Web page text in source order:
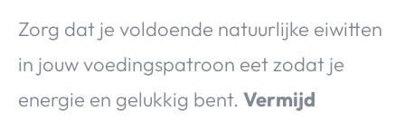
Zorg dat je voldoende natuurlijke eiwitten
in jouw voedingspatroon eet zodat je
energie en gelukkig bent. Vermijd